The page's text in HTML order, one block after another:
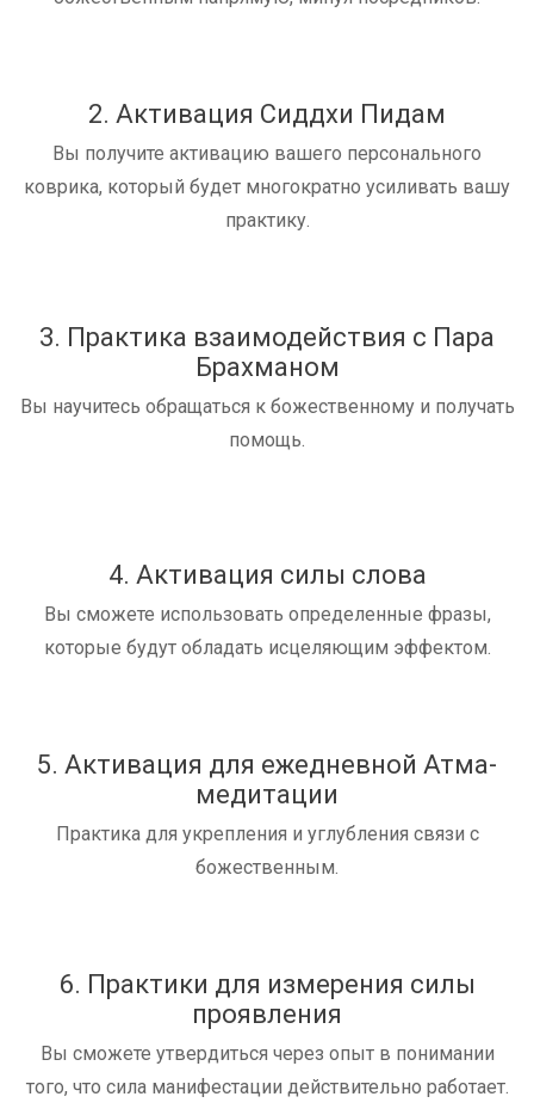
2. Активация Сиддхи Пидам
Вы получите активацию вашего персонального
коврика, который будет многократно усиливать вашу
практику.
3. Практика взаимодействия с Пара
Брахманом
Вы научитесь обращаться к божественному и получать
помощь.
4. Активация силы слова
Вы сможете использовать определенные фразы,
которые будут обладать исцеляющим эффектом.
5. Активация для ежедневной Атма-
медитации
Практика для укрепления и углубления связи с
божественным.
6. Практики для измерения силы
проявления
Вы сможете утвердиться через опыт в понимании
того, что сила манифестации действительно работает.